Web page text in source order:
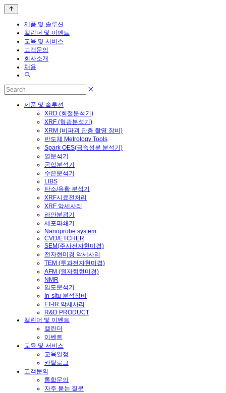
제품 및 솔루션
캘린더 및 이벤트
교육 및 서비스
고객문의
회사소개
채용
제품 및 솔루션
XRD (회절분석기)
XRF (형광분석기)
XRM (비파괴 단층 촬영 장비)
반도체 Metrology Tools
Spark OES(금속성분 분석기)
열분석기
공업분석기
수은분석기
LIBS
탄소/유황 분석기
XRF시료전처리
XRF 악세사리
라만분광기
세포파쇄기
Nanoprobe system
CVD/ETCHER
SEM(주사전자현미경)
전자현미경 악세사리
TEM (투과전자현미경)
AFM (원자힘현미경)
NMR
입도분석기
In-situ 분석장비
FT-IR 악세사리
R&D PRODUCT
캘린더 및 이벤트
캘린더
이벤트
교육 및 서비스
교육일정
카탈로그
고객문의
통합문의
자주 묻는 질문